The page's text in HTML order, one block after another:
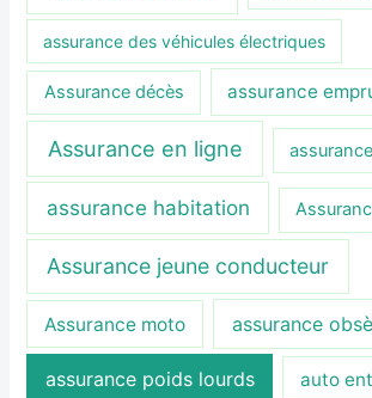
assurance des véhicules électriques
Assurance décès assurance
Assurance en ligne
assurance habitation
Assurance jeune conducteur
Assurance moto assurance
assurance poids lourds auto